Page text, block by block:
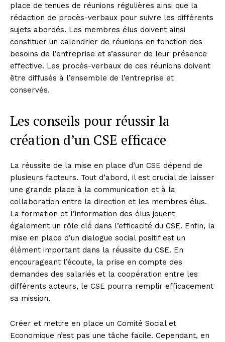
place de tenues de réunions régulières ainsi que la
rédaction de procès-verbaux pour suivre les différents
sujets abordés. Les membres élus doivent ainsi
constituer un calendrier de réunions en fonction des
besoins de l’entreprise et s’assurer de leur présence
effective. Les procès-verbaux de ces réunions doivent
être diffusés à l’ensemble de l’entreprise et
conservés.
Les conseils pour réussir la
création d’un CSE efficace
La réussite de la mise en place d’un CSE dépend de
plusieurs facteurs. Tout d’abord, il est crucial de laisser
une grande place à la communication et à la
collaboration entre la direction et les membres élus.
La formation et l’information des élus jouent
également un rôle clé dans l’efficacité du CSE. Enfin, la
mise en place d’un dialogue social positif est un
élément important dans la réussite du CSE. En
encourageant l’écoute, la prise en compte des
demandes des salariés et la coopération entre les
différents acteurs, le CSE pourra remplir efficacement
sa mission.
Créer et mettre en place un Comité Social et
Economique n’est pas une tâche facile. Cependant, en